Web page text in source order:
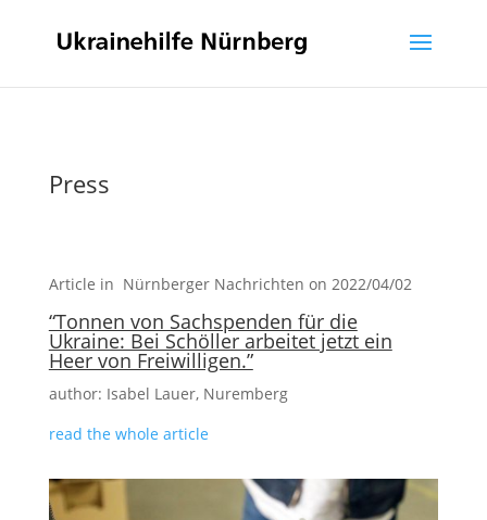
Press
Article in Nürnberger Nachrichten on 2022/04/02
“Tonnen von Sachspenden für die
Ukraine: Bei Schöller arbeitet jetzt ein
Heer von Freiwilligen.”
author: Isabel Lauer, Nuremberg
read the whole article